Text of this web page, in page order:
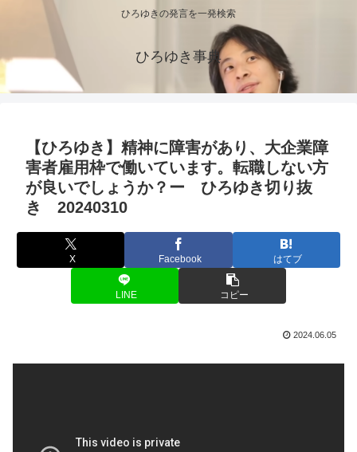
ひろゆきの発言を一発検索
ひろゆき事典
【ひろゆき】精神に障害があり、大企業障
害者雇用枠で働いています。転職しない方
が良いでしょうか？ー ひろゆき切り抜
き 20240310
X Facebook はてブ
LINE コピー
2024.06.05